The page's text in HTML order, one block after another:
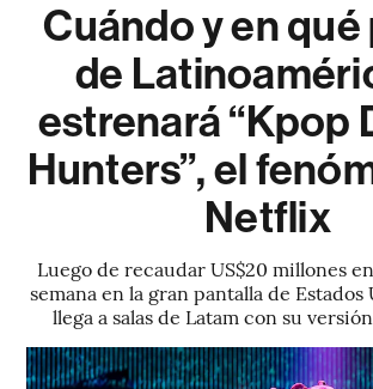
Cuándo y en qué
de
estrenará “Kpop
Hunters”, el
Netflix
Luego de recaudar US$20 millones
semana en la gran pantalla de
llega a salas de Latam con su